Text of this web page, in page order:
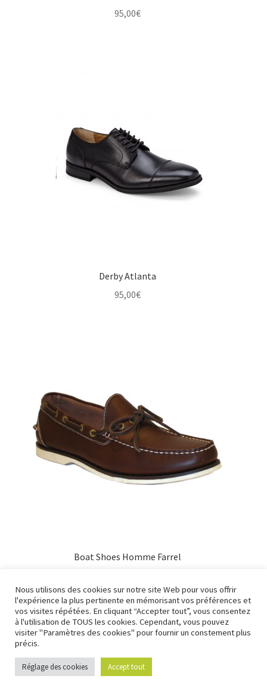
Nous fermons pour congés à partir du 7 aout au soir
jusqu'au 14 aout au soir.
Ignorer
95,00€
Derby Atlanta
95,00€
Boat Shoes Homme Farrel
Recherche
Recherche
Nous utilisons des cookies sur notre site Web pour vous offrir
l'expérience la plus pertinente en mémorisant vos préférences et
vos visites répétées. En cliquant “Accepter tout”, vous consentez
à l'utilisation de TOUS les cookies. Cependant, vous pouvez
visiter "Paramètres des cookies" pour fournir un constement plus
précis.
Réglage des cookies Accept tout